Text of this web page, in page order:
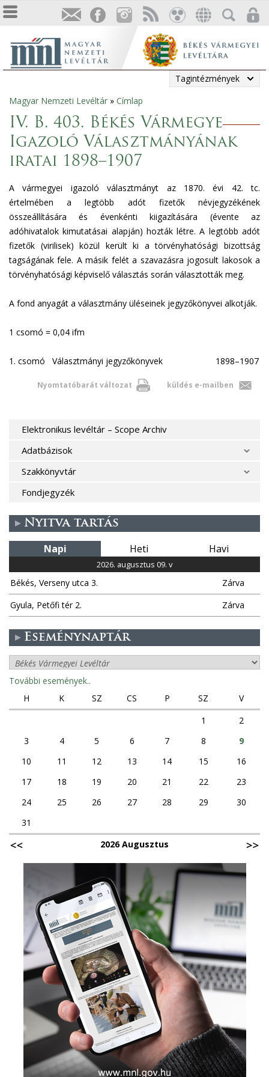
Tagintézmények
Jelenlegi
hely
Magyar Nemzeti Levéltár » Címlap
IV. B. 403. Békés Vármegye
Igazoló Választmányának
iratai 1898–1907
A vármegyei igazoló választmányt az 1870. évi 42. tc.
értelmében a legtöbb adót fizetők névjegyzékének
összeállítására és évenkénti kiigazítására (évente az
adóhivatalok kimutatásai alapján) hozták létre. A legtöbb adót
fizetők (virilisek) közül került ki a törvényhatósági bizottság
tagságának fele. A másik felét a szavazásra jogosult lakosok a
törvényhatósági képviselő választás során választották meg.
A fond anyagát a választmány üléseinek jegyzőkönyvei alkotják.
1 csomó = 0,04 ifm
1. csomó Választmányi jegyzőkönyvek 1898–1907
Nyomtatóbarát változat küldés e-mailben
Elektronikus levéltár – Scope Archiv
Adatbázisok
Szakkönyvtár
Fondjegyzék
Nyitva tartás
Napi Heti Havi
2026. augusztus 09. v
Békés, Verseny utca 3.
Zárva
Gyula, Petőfi tér 2.
Zárva
Eseménynaptár
További események..
H
K SZ CS P SZ
V
1
2
3
4 5 6 7 8
9
10
11 12 13 14 15
16
17
18 19 20 21 22
23
24
25 26 27 28 29
30
31
2026 Augusztus